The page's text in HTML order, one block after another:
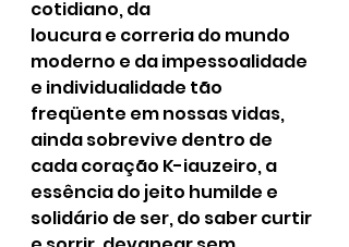
cotidiano, da
loucura e correria do mundo
moderno e da impessoalidade
e individualidade tão
freqüente em nossas vidas,
ainda sobrevive dentro de
cada coração K-iauzeiro, a
essência do jeito humilde e
solidário de ser, do saber curtir